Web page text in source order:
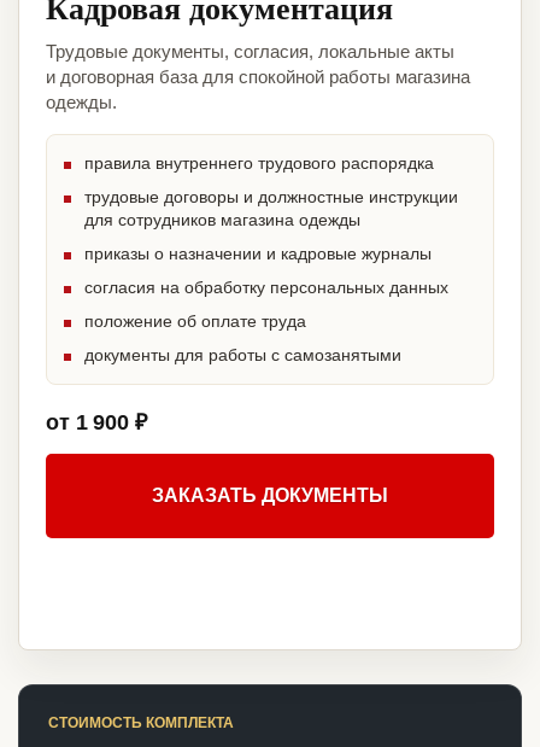
Трудовые документы, согласия, локальные акты
и договорная база для спокойной работы магазина
одежды.
правила внутреннего трудового распорядка
трудовые договоры и должностные инструкции
для сотрудников магазина одежды
приказы о назначении и кадровые журналы
согласия на обработку персональных данных
положение об оплате труда
документы для работы с самозанятыми
от 1 900 ₽
ЗАКАЗАТЬ ДОКУМЕНТЫ
СТОИМОСТЬ КОМПЛЕКТА